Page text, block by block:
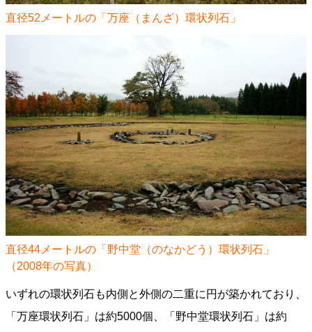
直径52メートルの「万座（まんざ）環状列石」
直径44メートルの「野中堂（のなかどう）環状列石」
（2008年の写真）
いずれの環状列石も内側と外側の二重に円が築かれており、
「万座環状列石」は約5000個、「野中堂環状列石」は約